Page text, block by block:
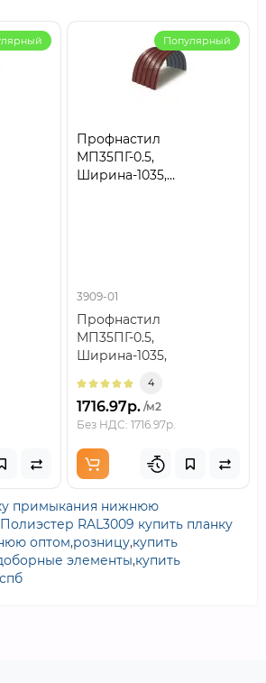
Популярный
Профнастил
МП35ПГ-0.5,
Ширина-1035,
3909-01
Профнастил
МП35ПГ-0.5,
Ширина-1035,
устроен
материалМатериал
представляет..
4
1716.97р. /м2
Без НДС: 1716.97р.
примыкания нижнюю
Полиэстер RAL3009 купить планку
оптом,розницу,купить
элементы,купить